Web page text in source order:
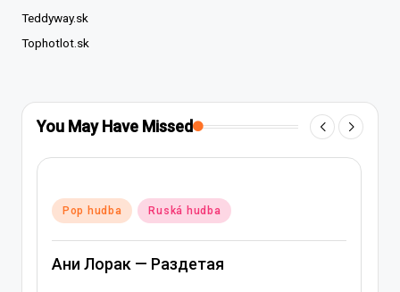
Teddyway.sk
Tophotlot.sk
You May Have Missed
Posted
Pop hudba Ruská hudba
Ани Лорак — Раздетая